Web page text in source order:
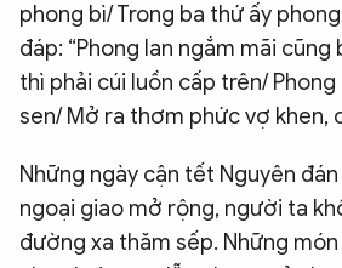
phong bì/ Trong ba thứ ấy
đáp: “Phong lan ngắm mãi
thì phải cúi luồn cấp trên/
sen/ Mở ra thơm phức vợ khen,
Những ngày cận tết Nguyên
ngoại giao mở rộng, người ta
đường xa thăm sếp. Những